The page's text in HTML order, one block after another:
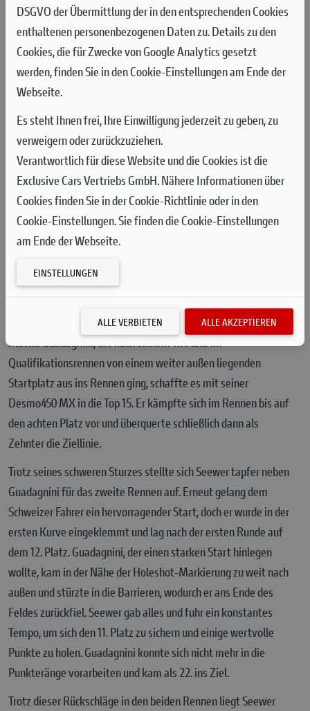
Die Fahrer des Aruba.it - Ducati Factory MX Teams, Jeremy
Seewer und Mattia Guadagnini, beendeten das Zeittraining mit
den Plätzen 13 und 24. Zu Beginn des Qualifikationsrennens am
Samstag gelang Seewer kein optimaler Start, sodass er in der
ersten Kurve an 14. Stelle lag, während Guadagnini auf seiner
Desmo450 MX einige Positionen gutmachen konnte und in der
ersten Runde als 17. die Ziellinie überquerte. Auf einer Strecke,
die Überholmanöver nicht begünstigt, absolvierten die beiden
Fahrer die 12 Runden des Qualifikationsrennens auf ihren
jeweiligen Positionen und überquerten die Ziellinie auf
denselben Positionen wie beim Start.
Am Sonntag katapultierte sich Jeremy Seewer von Startplatz
14 in die Spitzengruppe und kämpfte den sechsten Platz. In der
dritten Runde hatte sich Jeremy auf den vierten Platz
vorgearbeitet und legte ein solides Tempo vor, doch ein
schwerer Sturz in der Abfahrt zwang ihn leider zur Aufgabe.
Mattia Guadagnini, der nach seinem 17. Platz im
Qualifikationsrennen von einem weiter außen liegenden
Startplatz aus ins Rennen ging, schaffte es mit seiner
Desmo450 MX in die Top 15. Er kämpfte sich im Rennen bis auf
den achten Platz vor und überquerte schließlich dann als
Zehnter die Ziellinie.
Trotz seines schweren Sturzes stellte sich Seewer tapfer neben
Guadagnini für das zweite Rennen auf. Erneut gelang dem
Schweizer Fahrer ein hervorragender Start, doch er wurde in der
ersten Kurve eingeklemmt und lag nach der ersten Runde auf
dem 12. Platz. Guadagnini, der einen starken Start hinlegen
wollte, kam in der Nähe der Holeshot-Markierung zu weit nach
außen und stürzte in die Barrieren, wodurch er ans Ende des
Feldes zurückfiel. Seewer gab alles und fuhr ein konstantes
Tempo, um sich den 11. Platz zu sichern und einige wertvolle
Punkte zu holen. Guadagnini konnte sich nicht mehr in die
Punkteränge vorarbeiten und kam als 22. ins Ziel.
Trotz dieser Rückschläge in den beiden Rennen liegt Seewer
DSGVO der Übermittlung der in den entsprechenden Cookies
enthaltenen personenbezogenen Daten zu. Details zu den
Cookies, die für Zwecke von Google Analytics gesetzt
werden, finden Sie in den Cookie-Einstellungen am Ende der
Webseite.
Es steht Ihnen frei, Ihre Einwilligung jederzeit zu geben, zu
verweigern oder zurückzuziehen.
Verantwortlich für diese Website und die Cookies ist die
Exclusive Cars Vertriebs GmbH. Nähere Informationen über
Cookies finden Sie in der Cookie-Richtlinie oder in den
Cookie-Einstellungen. Sie finden die Cookie-Einstellungen
am Ende der Webseite.
EINSTELLUNGEN
ALLE VERBIETEN ALLE AKZEPTIEREN